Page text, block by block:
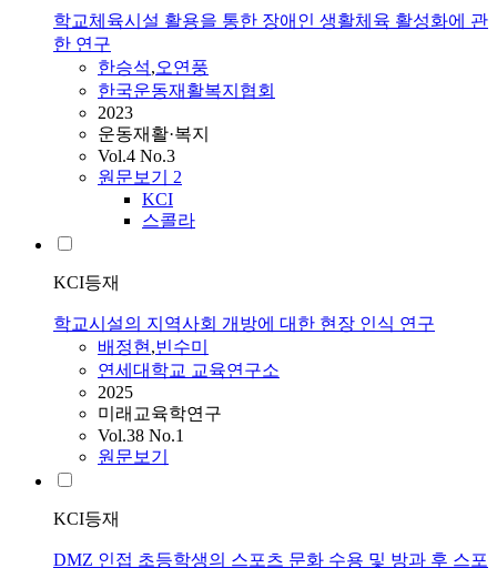
학교체육시설 활용을 통한 장애인 생활체육 활성화에 관
한 연구
한승석,오연풍
한국운동재활복지협회
2023
운동재활·복지
Vol.4 No.3
원문보기 2
KCI
스콜라
KCI등재
학교시설의 지역사회 개방에 대한 현장 인식 연구
배정현,빈수미
연세대학교 교육연구소
2025
미래교육학연구
Vol.38 No.1
원문보기
KCI등재
DMZ 인접 초등학생의 스포츠 문화 수용 및 방과 후 스포